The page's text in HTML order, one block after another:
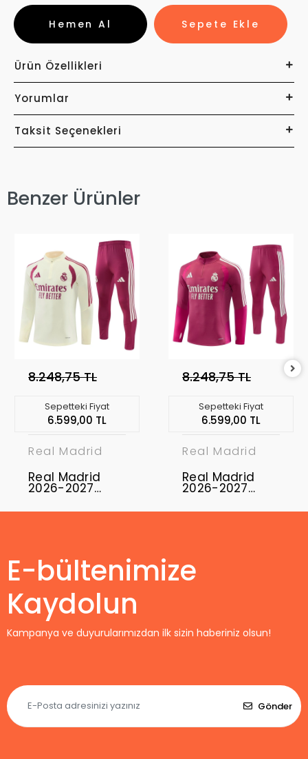
Sepete Ekle
Hemen Al
Ürün Özellikleri
Yorumlar
Taksit Seçenekleri
Benzer Ürünler
8.248,75 TL
Sepetteki Fiyat
6.599,00 TL
Real Madrid
Real Madrid
2026-2027
RMD-03
8.248,75 TL
Sepetteki Fiyat
6.599,00 TL
Real Madrid
Real Madrid
2026-2027
RMD-04
E-bültenimize
Kaydolun
Kampanya ve duyurularımızdan ilk sizin haberiniz olsun!
Gönder